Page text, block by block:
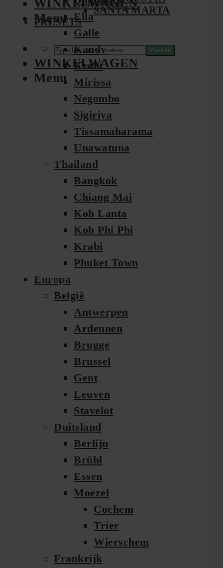
WINKELWAGEN
Menu
SANTA MARTA
PRESETS
Zoeken
WINKELWAGEN
Menu
Ella
Galle
Kandy
Krabi
Mirissa
Negombo
Sigiriya
Tissamaharama
Unawatuna
Thailand
Bangkok
Chiang Mai
Koh Lanta
Koh Phi Phi
Krabi
Phuket Town
Europa
België
Antwerpen
Ardennen
Brugge
Brussel
Gent
Leuven
Stavelot
Duitsland
Berlijn
Brühl
Essen
Moezel
Cochem
Trier
Wierschem
Frankrijk